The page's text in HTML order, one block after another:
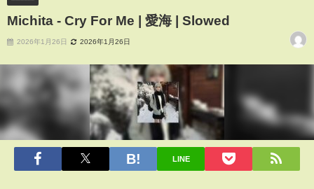
Michita - Cry For Me | 愛海 | Slowed
2026年1月26日 2026年1月26日
LINE